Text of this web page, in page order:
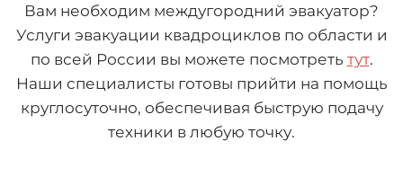
Вам необходим междугородний эвакуатор?
Услуги эвакуации квадроциклов по области и
по всей России вы можете посмотреть тут.
Наши специалисты готовы прийти на помощь
круглосуточно, обеспечивая быструю подачу
техники в любую точку.